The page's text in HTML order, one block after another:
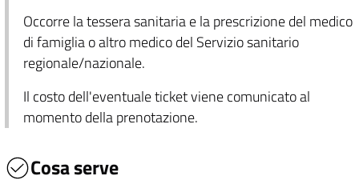
Occorre la tessera sanitaria e la prescrizione del medico
di famiglia o altro medico del Servizio sanitario
regionale/nazionale.
Il costo dell'eventuale ticket viene comunicato al
momento della prenotazione.
Cosa serve